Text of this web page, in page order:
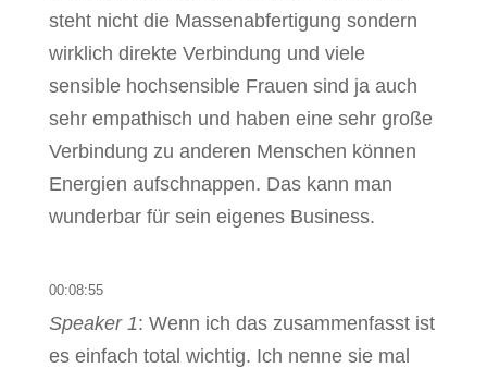
steht nicht die Massenabfertigung sondern
wirklich direkte Verbindung und viele
sensible hochsensible Frauen sind ja auch
sehr empathisch und haben eine sehr große
Verbindung zu anderen Menschen können
Energien aufschnappen. Das kann man
wunderbar für sein eigenes Business.
00:08:55
Speaker 1: Wenn ich das zusammenfasst ist
es einfach total wichtig. Ich nenne sie mal